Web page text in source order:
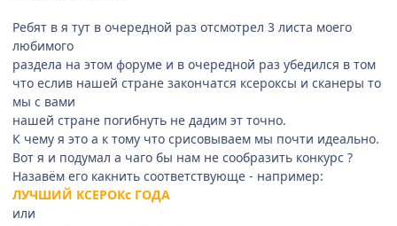
Ребят в я тут в очередной раз отсмотрел 3 листа моего
любимого
раздела на этом форуме и в очередной раз убедился в том
что еслив нашей стране закончатся ксероксы и сканеры то
мы с вами
нашей стране погибнуть не дадим эт точно.
К чему я это а к тому что срисовываем мы почти идеально.
Вот я и подумал а чаго бы нам не сообразить конкурс ?
Назавём его какнить соответствующе - например:
ЛУЧШИЙ КСЕРОКс ГОДА
или